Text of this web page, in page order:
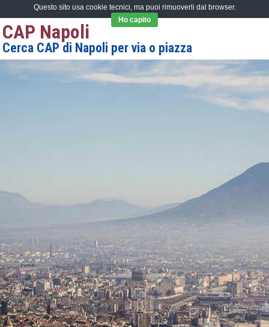
CAP Napoli
Cerca CAP di Napoli per via o piazza
Questo sito usa cookie tecnici, ma puoi rimuoverli dal browser.
Ho capito